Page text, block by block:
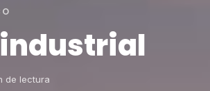
de lectura